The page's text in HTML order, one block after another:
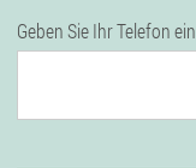
Geben Sie Ihr Telefon ein